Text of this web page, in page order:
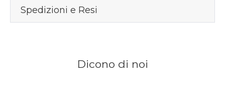
Spedizioni e Resi
Dicono di noi